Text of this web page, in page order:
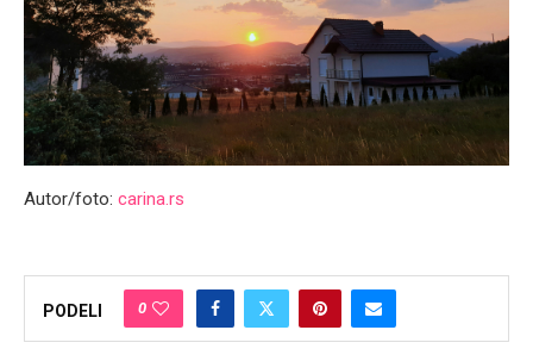
Autor/foto: carina.rs
PODELI 0